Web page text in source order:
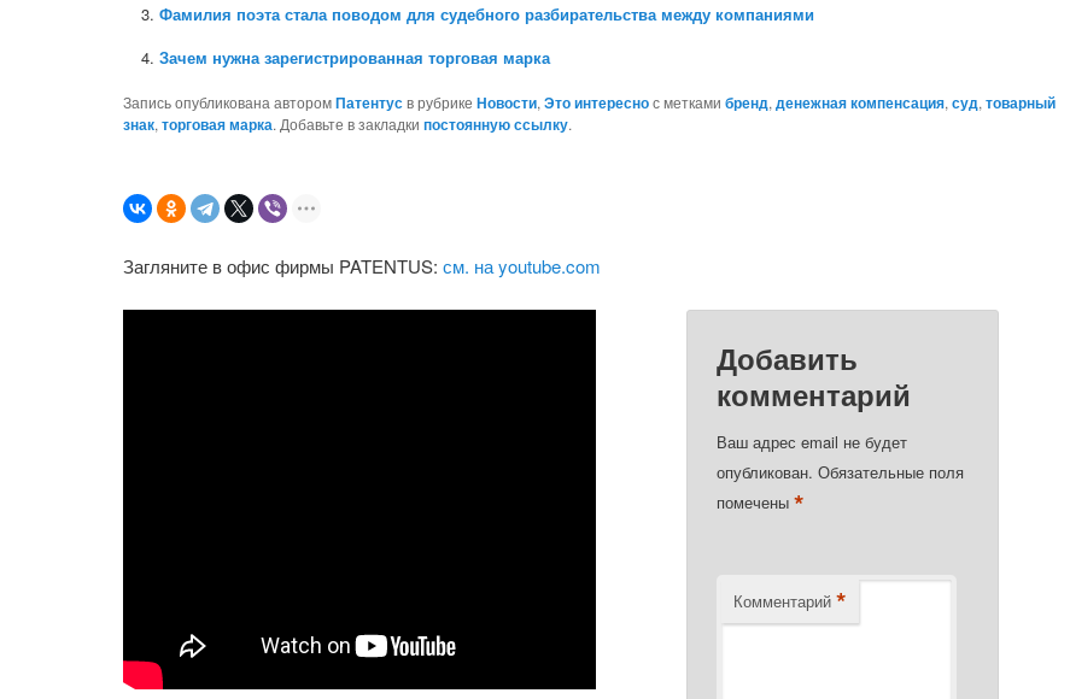
Фамилия поэта стала поводом для судебного разбирательства между компаниями
Зачем нужна зарегистрированная торговая марка
Запись опубликована авторомПатентусв рубрикеНовости,Это интереснос меткамибренд,денежная компенсация,суд,товарный
знак,торговая марка. Добавьте в закладкипостоянную ссылку.
Загляните в офис фирмы PATENTUS:см. на youtube.com
Добавить
комментарий
Ваш адрес email не будет
опубликован. Обязательные поля
помечены*
Комментарий *